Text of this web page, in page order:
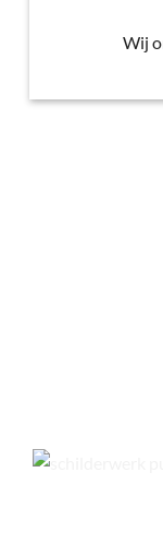
Wij